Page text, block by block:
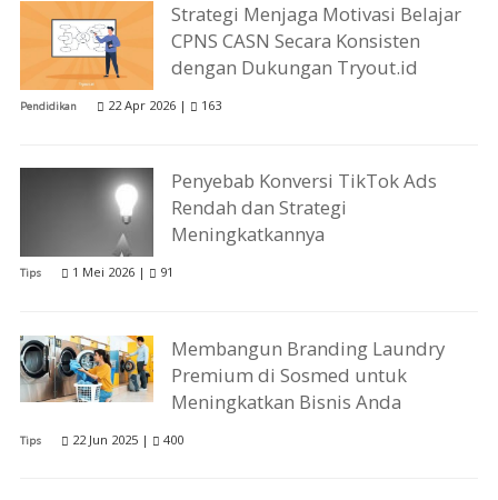
Strategi Menjaga Motivasi Belajar
CPNS CASN Secara Konsisten
dengan Dukungan Tryout.id
Pendidikan 22 Apr 2026 | 163
Penyebab Konversi TikTok Ads
Rendah dan Strategi
Meningkatkannya
Tips 1 Mei 2026 | 91
Membangun Branding Laundry
Premium di Sosmed untuk
Meningkatkan Bisnis Anda
Tips 22 Jun 2025 | 400